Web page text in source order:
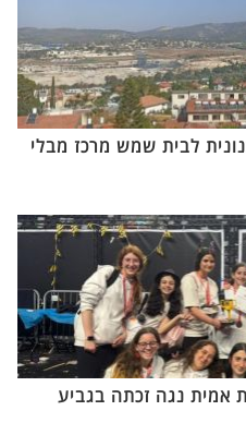
לבית שמש מרכז מבלי
אמית נגה זכתה בגביע